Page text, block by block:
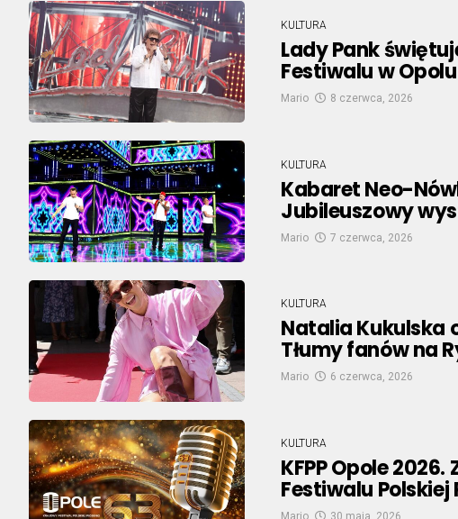
KULTURA
Lady Pank
Festiwalu w Opolu
Mario 8 czerwca, 2026
KULTURA
Kabaret Neo-
Jubileuszowy
Mario 7 czerwca, 2026
KULTURA
Natalia Kukulska
Tłumy fanów na
Mario 6 czerwca, 2026
KULTURA
KFPP Opole
Festiwalu
Mario 30 maja, 2026